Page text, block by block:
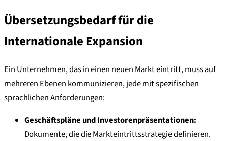
Übersetzungsbedarf für die
Internationale Expansion
Ein Unternehmen, das in einen neuen Markt eintritt, muss auf
mehreren Ebenen kommunizieren, jede mit spezifischen
sprachlichen Anforderungen:
Geschäftspläne und Investorenpräsentationen:
Dokumente, die die Markteintrittsstrategie definieren.